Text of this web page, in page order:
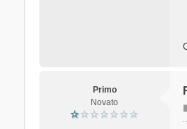
Primo
Novato